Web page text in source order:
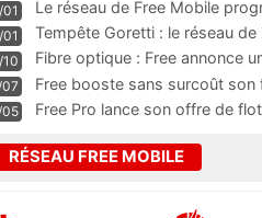
Le réseau de Free Mobile
m
Tempête Goretti : le réseau
Fibre optique : Free annonce
pass
Free booste sans surcoût
Free Pro lance son offre de
RÉSEAU FREE MOBILE